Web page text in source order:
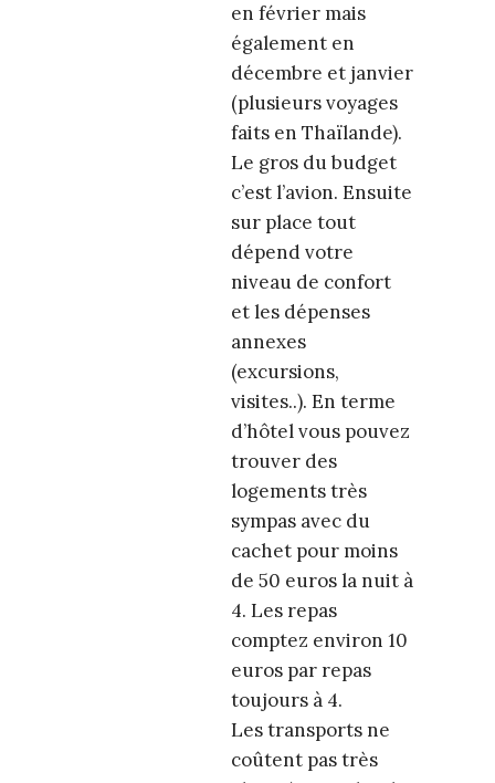
en février mais
également en
décembre et janvier
(plusieurs voyages
faits en Thaïlande).
Le gros du budget
c’est l’avion. Ensuite
sur place tout
dépend votre
niveau de confort
et les dépenses
annexes
(excursions,
visites..). En terme
d’hôtel vous pouvez
trouver des
logements très
sympas avec du
cachet pour moins
de 50 euros la nuit à
4. Les repas
comptez environ 10
euros par repas
toujours à 4.
Les transports ne
coûtent pas très